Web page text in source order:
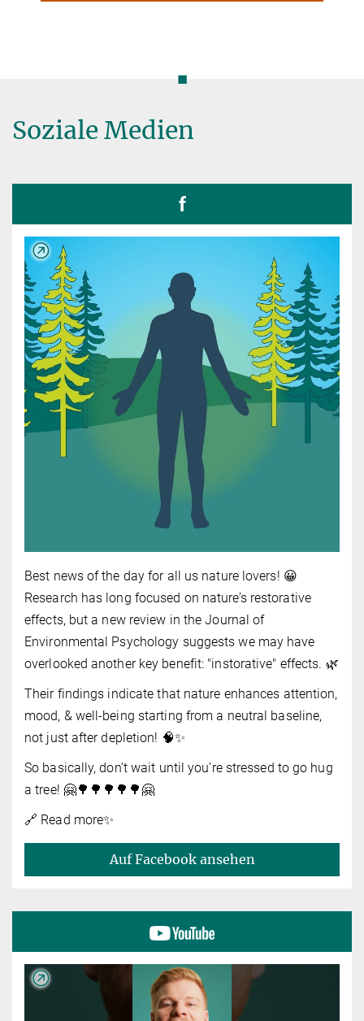
◼
Soziale Medien
Best news of the day for all us nature lovers! 😀
Research has long focused on nature’s restorative
effects, but a new review in the Journal of
Environmental Psychology suggests we may have
overlooked another key benefit: "instorative" effects. 🌿
Their findings indicate that nature enhances attention,
mood, & well-being starting from a neutral baseline,
not just after depletion! 🧠✨
So basically, don’t wait until you’re stressed to go hug
a tree! 🤗🌳🌳🌳🌳🌳🤗
🔗 Read more✨️
Auf Facebook ansehen